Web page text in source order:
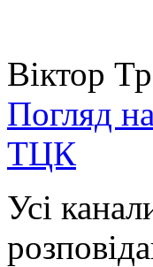
Віктор
Погляд
ТЦК
Усі